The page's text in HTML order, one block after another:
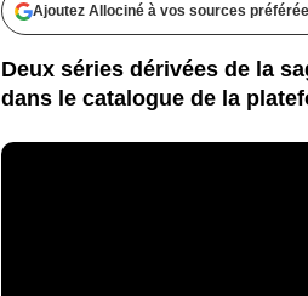
Ajoutez Allociné à vos sources
Deux séries dérivées de la
dans le catalogue de la